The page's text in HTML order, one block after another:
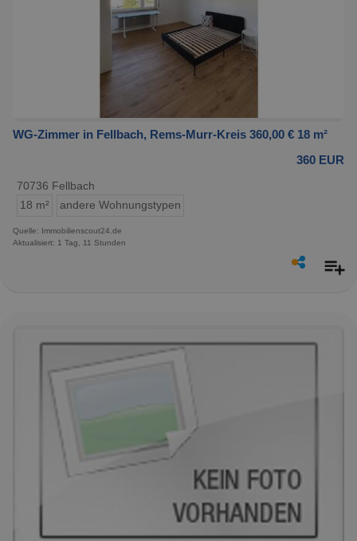
WG-Zimmer in Fellbach, Rems-Murr-Kreis 360,00 € 18 m²
360 EUR
70736 Fellbach
18 m²
andere Wohnungstypen
Quelle: Immobilienscout24.de
Aktualisiert: 1 Tag, 11 Stunden